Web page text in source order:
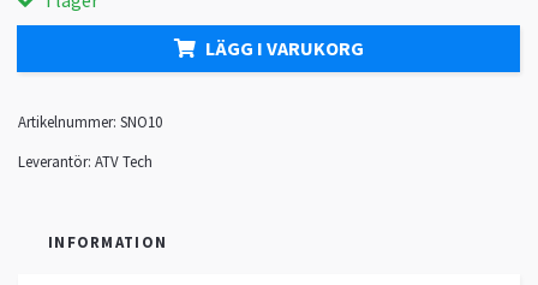
LÄGG I VARUKORG
Artikelnummer: SNO10
Leverantör: ATV Tech
INFORMATION